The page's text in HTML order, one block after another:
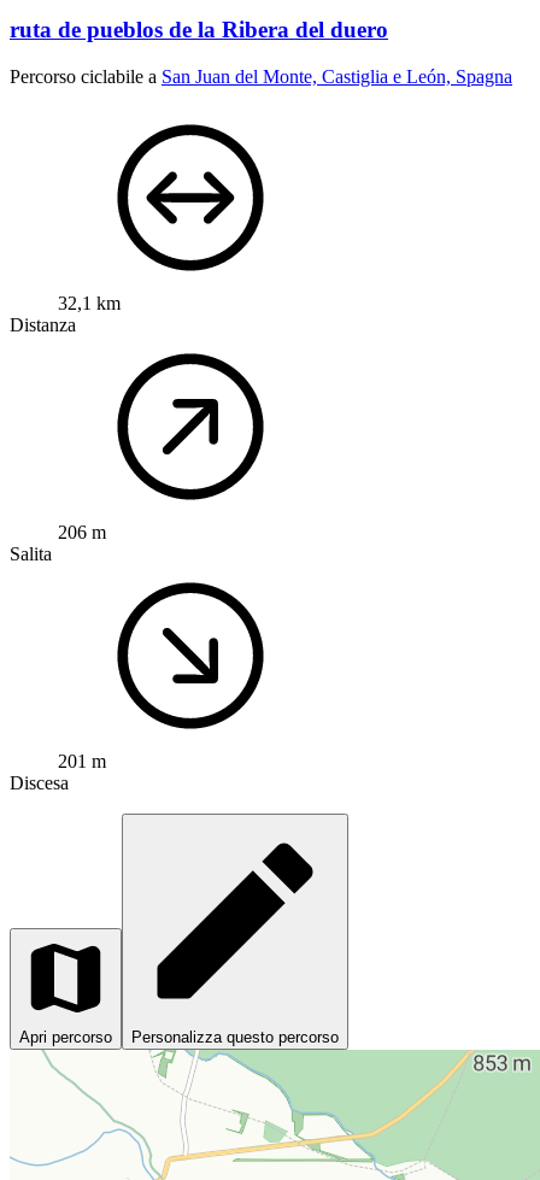
ruta de pueblos de la Ribera del duero
Percorso ciclabile a San Juan del Monte, Castiglia e León, Spagna
32,1 km
Distanza
206 m
Salita
201 m
Discesa
Apri percorso Personalizza questo percorso